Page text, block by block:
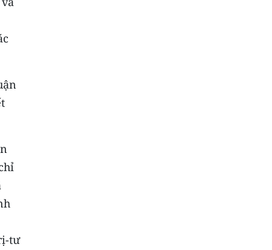
tư